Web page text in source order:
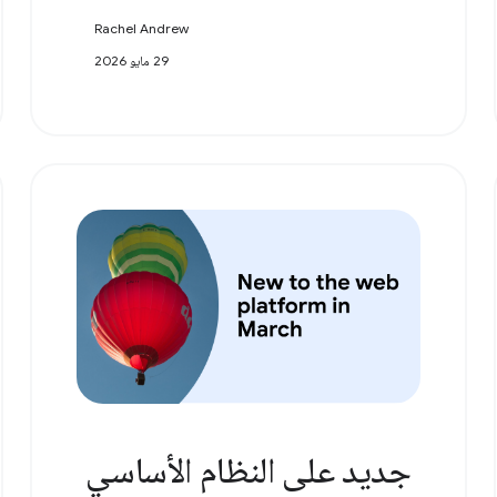
Rachel Andrew
29 مايو 2026
جديد على النظام الأساسي